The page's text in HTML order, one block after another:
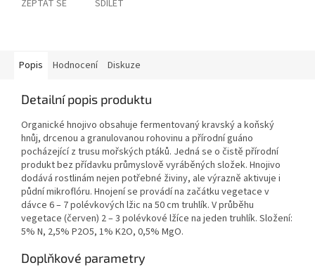
ZEPTAT SE SDÍLET
Popis Hodnocení Diskuze
Detailní popis produktu
Organické hnojivo obsahuje fermentovaný kravský a koňský
hnůj, drcenou a granulovanou rohovinu a přírodní guáno
pocházející z trusu mořských ptáků. Jedná se o čistě přírodní
produkt bez přídavku průmyslově vyráběných složek. Hnojivo
dodává rostlinám nejen potřebné živiny, ale výrazně aktivuje i
půdní mikroflóru. Hnojení se provádí na začátku vegetace v
dávce 6 – 7 polévkových lžic na 50 cm truhlík. V průběhu
vegetace (červen) 2 – 3 polévkové lžíce na jeden truhlík. Složení:
5% N, 2,5% P2O5, 1% K2O, 0,5% MgO.
Doplňkové parametry